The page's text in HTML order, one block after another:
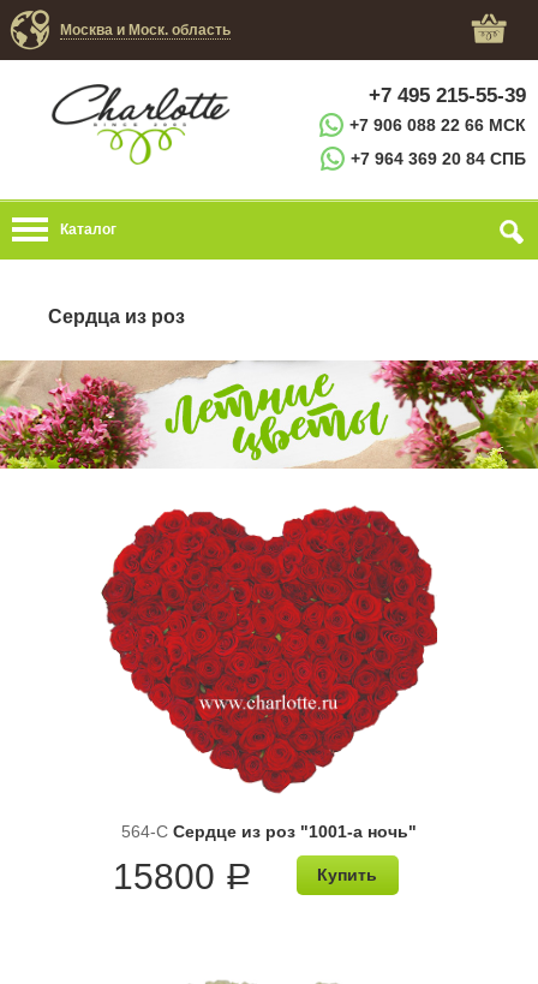
Москва и Моск. область
+7 495 215-55-39
+7 906 088 22 66 МСК
+7 964 369 20 84 СПБ
Каталог
Сердца из роз
564-C Сердце из роз "1001-а ночь"
15800 a Купить